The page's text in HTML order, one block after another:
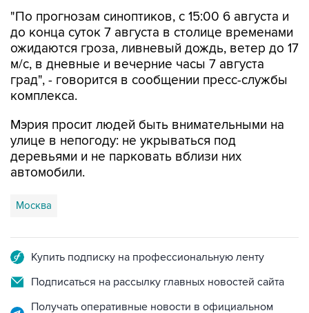
"По прогнозам синоптиков, с 15:00 6 августа и
до конца суток 7 августа в столице временами
ожидаются гроза, ливневый дождь, ветер до 17
м/с, в дневные и вечерние часы 7 августа
град", - говорится в сообщении пресс-службы
комплекса.
Мэрия просит людей быть внимательными на
улице в непогоду: не укрываться под
деревьями и не парковать вблизи них
автомобили.
Москва
Купить подписку на профессиональную ленту
Подписаться на рассылку главных новостей сайта
Получать оперативные новости в официальном